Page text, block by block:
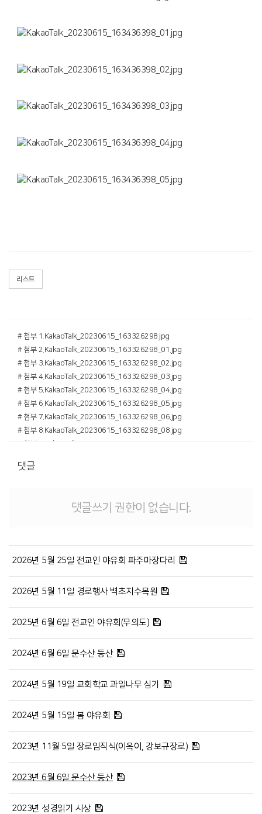
리스트
# 첨부 1.KakaoTalk_20230615_163326298.jpg
# 첨부 2.KakaoTalk_20230615_163326298_01.jpg
# 첨부 3.KakaoTalk_20230615_163326298_02.jpg
# 첨부 4.KakaoTalk_20230615_163326298_03.jpg
# 첨부 5.KakaoTalk_20230615_163326298_04.jpg
# 첨부 6.KakaoTalk_20230615_163326298_05.jpg
# 첨부 7.KakaoTalk_20230615_163326298_06.jpg
# 첨부 8.KakaoTalk_20230615_163326298_08.jpg
# 첨부 9.KakaoTalk_20230615_163326298_09.jpg
# 첨부 11.KakaoTalk_20230615_163326298_11.jpg
# 첨부 14.KakaoTalk_20230615_163326298_15.jpg
# 첨부 18.KakaoTalk_20230615_163326298_19.jpg
# 첨부 19.KakaoTalk_20230615_163326298_20.jpg
# 첨부 20.KakaoTalk_20230615_163326298_21.jpg
# 첨부 22.KakaoTalk_20230615_163436398_01.jpg
# 첨부 25.KakaoTalk_20230615_163436398_04.jpg
# 첨부 26.KakaoTalk_20230615_163436398_05.jpg
댓글
댓글쓰기 권한이 없습니다.
2026년 5월 25일 전교인 야유회 파주마장다리
2026년 5월 11일 경로행사 벽초지수목원
2025년 6월 6일 전교인 야유회(무의도)
2024년 6월 6일 문수산 등산
2024년 5월 19일 교회학교 과일나무 심기
2024년 5월 15일 봄 야유회
2023년 11월 5일 장로임직식(이옥이, 강보규장로)
2023년 6월 6일 문수산 등산
2023년 성경읽기 시상